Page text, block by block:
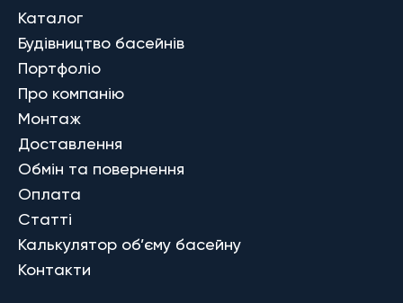
Каталог
Будівництво басейнів
Портфоліо
Про компанію
Монтаж
Доставлення
Обмін та повернення
Оплата
Статті
Калькулятор об’єму басейну
Контакти